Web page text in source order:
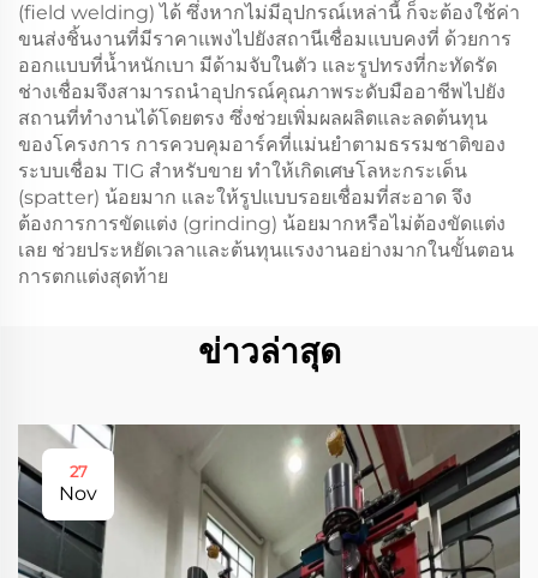
(field welding) ได้ ซึ่งหากไม่มีอุปกรณ์เหล่านี้ ก็จะต้องใช้ค่า
ขนส่งชิ้นงานที่มีราคาแพงไปยังสถานีเชื่อมแบบคงที่ ด้วยการ
ออกแบบที่น้ำหนักเบา มีด้ามจับในตัว และรูปทรงที่กะทัดรัด
ช่างเชื่อมจึงสามารถนำอุปกรณ์คุณภาพระดับมืออาชีพไปยัง
สถานที่ทำงานได้โดยตรง ซึ่งช่วยเพิ่มผลผลิตและลดต้นทุน
ของโครงการ การควบคุมอาร์คที่แม่นยำตามธรรมชาติของ
ระบบเชื่อม TIG สำหรับขาย ทำให้เกิดเศษโลหะกระเด็น
(spatter) น้อยมาก และให้รูปแบบรอยเชื่อมที่สะอาด จึง
ต้องการการขัดแต่ง (grinding) น้อยมากหรือไม่ต้องขัดแต่ง
เลย ช่วยประหยัดเวลาและต้นทุนแรงงานอย่างมากในขั้นตอน
การตกแต่งสุดท้าย
ข่าวล่าสุด
27
Nov